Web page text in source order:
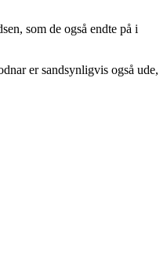
som de også endte på i
er sandsynligvis også ude,